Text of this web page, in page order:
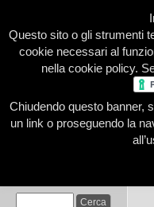
Home Presentazione
Questo sito o gli strumenti
cookie necessari al
nella cookie policy.
Chiudendo questo banner,
un link o proseguendo la